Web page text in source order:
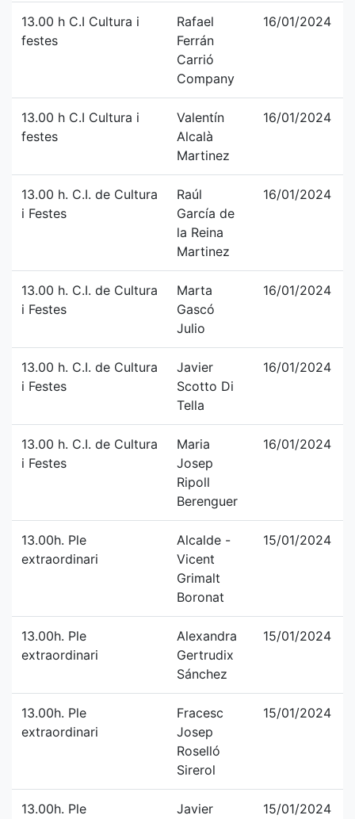
13.00 h C.I Cultura i
festes
Rafael
Ferrán
Carrió
Company
16/01/2024
13.00 h C.I Cultura i
festes
Valentín
Alcalà
Martinez
16/01/2024
13.00 h. C.I. de Cultura
i Festes
Raúl
García de
la Reina
Martinez
16/01/2024
13.00 h. C.I. de Cultura
i Festes
Marta
Gascó
Julio
16/01/2024
13.00 h. C.I. de Cultura
i Festes
Javier
Scotto Di
Tella
16/01/2024
13.00 h. C.I. de Cultura
i Festes
Maria
Josep
Ripoll
Berenguer
16/01/2024
13.00h. Ple
extraordinari
Alcalde -
Vicent
Grimalt
Boronat
15/01/2024
13.00h. Ple
extraordinari
Alexandra
Gertrudix
Sánchez
15/01/2024
13.00h. Ple
extraordinari
Fracesc
Josep
Roselló
Sirerol
15/01/2024
13.00h. Ple
Javier
15/01/2024